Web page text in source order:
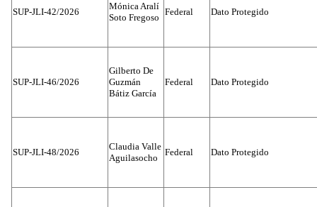
SUP-JLI-42/2026
Mónica Aralí
Soto Fregoso
Federal Dato Protegido
SUP-JLI-46/2026
Gilberto De
Guzmán
Bátiz García
Federal Dato Protegido
SUP-JLI-48/2026
Claudia Valle
Aguilasocho
Federal Dato Protegido